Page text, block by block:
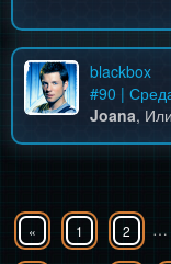
blackbox
#90 |
Joana,
« 1 2 …